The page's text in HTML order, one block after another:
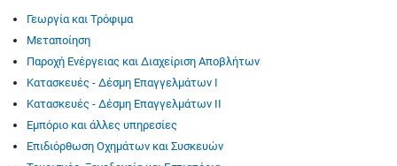
Γεωργία και Τρόφιμα
Μεταποίηση
Παροχή Ενέργειας και Διαχείριση Αποβλήτων
Κατασκευές - Δέσμη Επαγγελμάτων Ι
Κατασκευές - Δέσμη Επαγγελμάτων ΙΙ
Εμπόριο και άλλες υπηρεσίες
Επιδιόρθωση Οχημάτων και Συσκευών